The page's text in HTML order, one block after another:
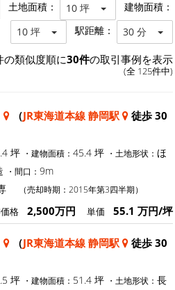
土地面積： 10 坪 建物面積：
10 坪 駅距離： 30 分
の類似度順に30件の取引事例を表示
(全 125件中)
（JR東海道本線 静岡駅
徒歩 30
坪 ・建物面積： 45.4 坪 ・土地形状： ほ
・間口： 9m
（売却時期：2015年第3四半期）
格 2,500万円 単価 55.1 万円/坪
（JR東海道本線 静岡駅
徒歩 30
坪 ・建物面積： 51.4 坪 ・土地形状： 長